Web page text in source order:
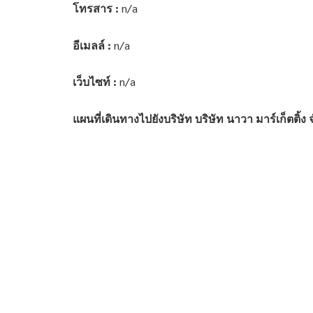
โทรสาร : n/a
อีเมลล์ : n/a
เว็บไซท์ : n/a
แผนที่เดินทางไปยังบริษัท บริษัท นาวา มาร์เก็ตติ้ง